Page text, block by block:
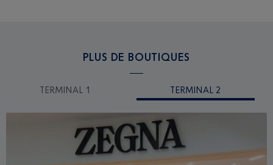
PLUS DE BOUTIQUES
TERMINAL 1 TERMINAL 2